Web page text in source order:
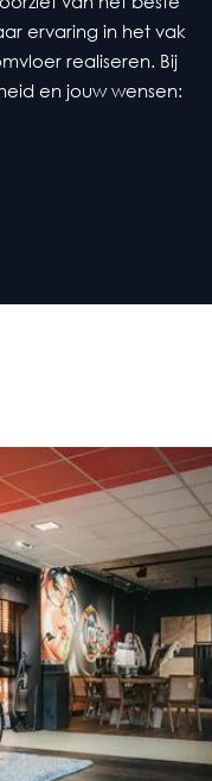
ervaring in het vak
realiseren. Bij
en jouw wensen: